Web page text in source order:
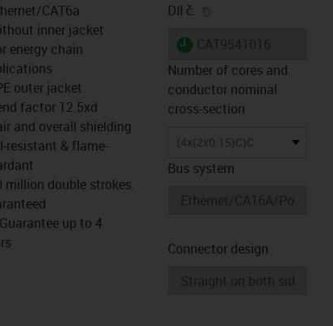
lupe
CAT6a
inner jacket
energy chain
outer jacket
factor 12.5xd
and overall shielding
resistant & flame-
million double strokes
Guarantee up to 4
Díl č.
igus-icon-lieferzeit
Number of cores and
conductor nominal
cross-section
(4x(2x0.15)C)C
Bus system
Connector design